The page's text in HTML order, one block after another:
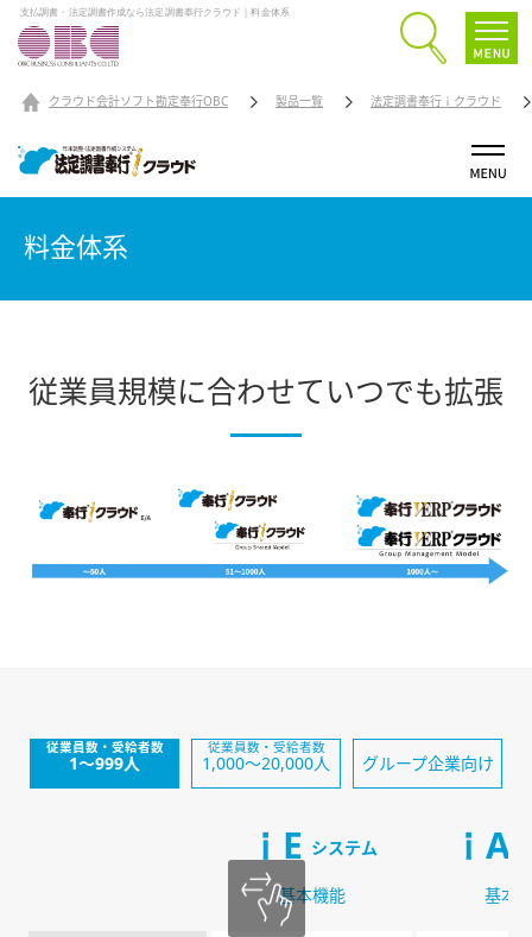
支払調書・法定調書作成なら法定調書奉行クラウド｜料金体系
クラウド会計ソフト勘定奉行OBC 製品一覧 法定調書奉行ｉクラウド
料金体系
従業員規模に合わせていつでも拡張
従業員数・受給者数
1〜999人
従業員数・受給者数
1,000〜20,000人 グループ企業向け
ｉE システム ｉA
基本機能 基本